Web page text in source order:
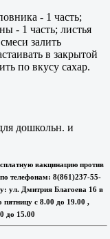
- 1 часть;
- 1 часть; листья
залить
в закрытой
по вкусу сахар.
дошкольн. и
вакцинацию против
телефонам: 8(861)237-55-
ул. Дмитрия Благоева 16 в
с 8.00 до 19.00 ,
до 15.00